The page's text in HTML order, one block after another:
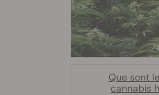
Que sont
cannabis